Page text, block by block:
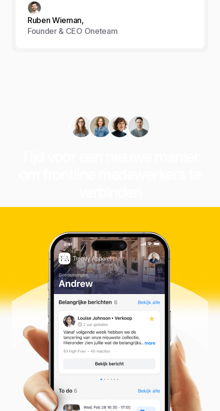
Ruben Wieman,
Founder & CEO Oneteam